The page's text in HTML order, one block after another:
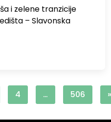
i zelene tranzicije
– Slavonska
4 … 506 »